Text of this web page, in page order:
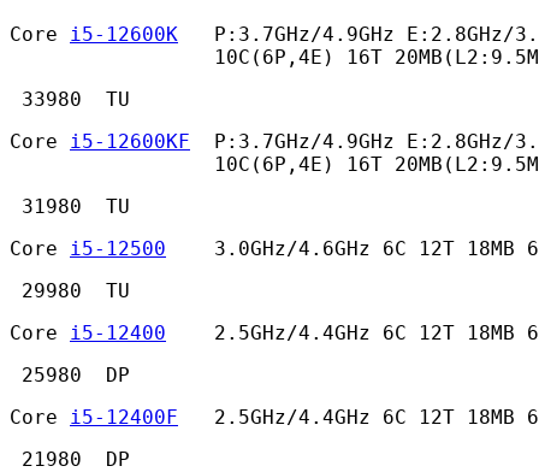
Core i5-12600K
P:3.7GHz/4.9GHz E:2.8GHz/
10C(6P,4E) 16T
33980  TU
Core i5-12600KF
P:3.7GHz/4.9GHz E:2.8GHz/
10C(6P,4E) 16T
31980  TU
Core i5-12500
3.0GHz/4.6GHz 6C 12T 18MB
29980  TU
Core i5-12400
2.5GHz/4.4GHz 6C 12T 18MB
25980  DP
Core i5-12400F
2.5GHz/4.4GHz 6C 12T 18MB
21980  DP